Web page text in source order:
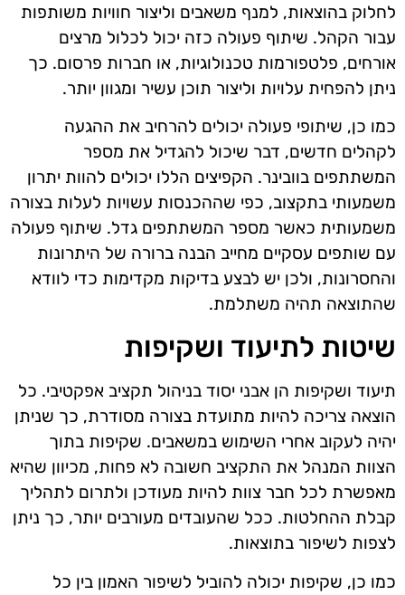
לחלוק בהוצאות, למנף משאבים וליצור חוויות משותפות
עבור הקהל. שיתוף פעולה כזה יכול לכלול מרצים
אורחים, פלטפורמות טכנולוגיות, או חברות פרסום. כך
ניתן להפחית עלויות וליצור תוכן עשיר ומגוון יותר.
כמו כן, שיתופי פעולה יכולים להרחיב את ההגעה
לקהלים חדשים, דבר שיכול להגדיל את מספר
המשתתפים בוובינר. הקפיצים הללו יכולים להוות יתרון
משמעותי בתקצוב, כפי שההכנסות עשויות לעלות בצורה
משמעותית כאשר מספר המשתתפים גדל. שיתוף פעולה
עם שותפים עסקיים מחייב הבנה ברורה של היתרונות
והחסרונות, ולכן יש לבצע בדיקות מקדימות כדי לוודא
שהתוצאה תהיה משתלמת.
שיטות לתיעוד ושקיפות
תיעוד ושקיפות הן אבני יסוד בניהול תקציב אפקטיבי. כל
הוצאה צריכה להיות מתועדת בצורה מסודרת, כך שניתן
יהיה לעקוב אחרי השימוש במשאבים. שקיפות בתוך
הצוות המנהל את התקציב חשובה לא פחות, מכיוון שהיא
מאפשרת לכל חבר צוות להיות מעודכן ולתרום לתהליך
קבלת ההחלטות. ככל שהעובדים מעורבים יותר, כך ניתן
לצפות לשיפור בתוצאות.
כמו כן, שקיפות יכולה להוביל לשיפור האמון בין כל